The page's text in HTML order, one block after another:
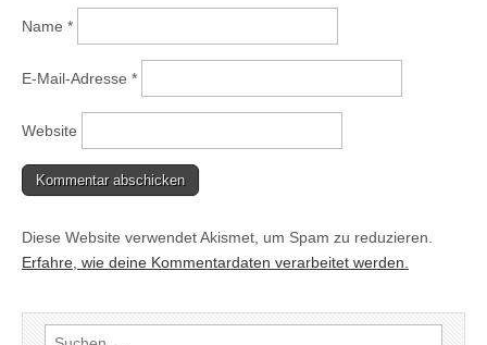
Name *
E-Mail-Adresse *
Website
Diese Website verwendet Akismet, um Spam zu reduzieren.
Erfahre, wie deine Kommentardaten verarbeitet werden.
Suchen